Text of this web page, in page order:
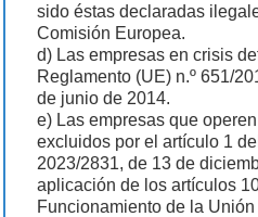
sido éstas declaradas
Comisión Europea.
d) Las empresas en crisis
Reglamento (UE) n.º 651/
de junio de 2014.
e) Las empresas que
excluidos por el artículo 1
2023/2831, de 13 de
aplicación de los artículos
Funcionamiento de la